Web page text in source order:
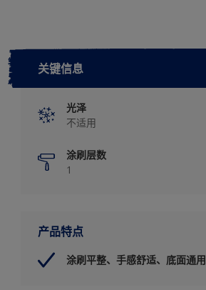
关键信息
光泽
不适用
涂刷层数
1
产品特点
涂刷平整、手感舒适、底面通用